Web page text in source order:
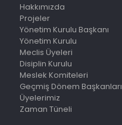
Hakkımızda
Projeler
Yönetim Kurulu Başkanı
Yönetim Kurulu
Meclis Üyeleri
Disiplin Kurulu
Meslek Komiteleri
Geçmiş Dönem Başkanları
Üyelerimiz
Zaman Tüneli